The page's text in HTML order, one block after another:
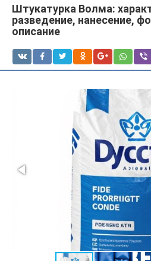
Штукатурка Волма:
разведение, нанесение,
описание